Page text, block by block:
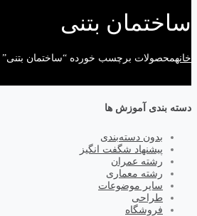
ساختمان بتنی
خانهمحصولات برچسب خورده “ساختمان بتنی”
دسته بندی آموزش ها
بدون دسته‌بندی
پیشنهاد شگفت انگیز
رشته عمران
رشته معماری
سایر موضوعات
طراحی
فروشگاه